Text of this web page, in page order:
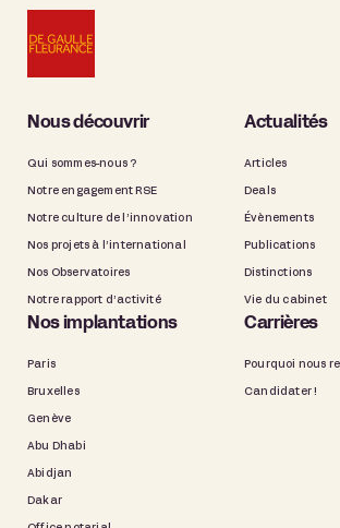
Nous découvrir
Qui sommes-nous ?
Notre engagement RSE
Notre culture de l’innovation
Nos projets à l’international
Nos Observatoires
Notre rapport d’activité
Actualités
Articles
Deals
Évènements
Publications
Distinctions
Vie du cabinet
Nos implantations
Paris
Bruxelles
Genève
Abu Dhabi
Abidjan
Dakar
Carrières
Pourquoi nous
Candidater !